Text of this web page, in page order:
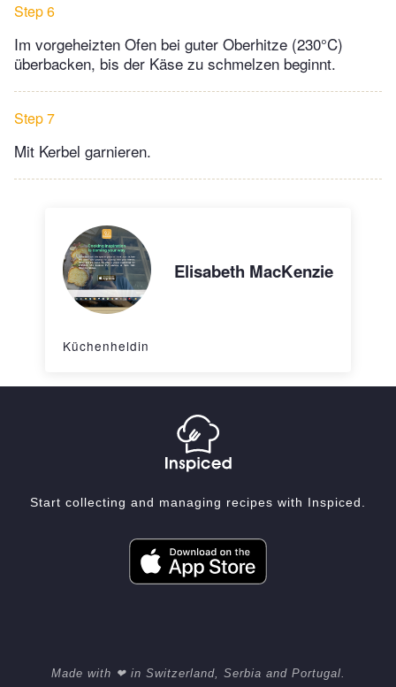
Step 6
Im vorgeheizten Ofen bei guter Oberhitze (230°C)
überbacken, bis der Käse zu schmelzen beginnt.
Step 7
Mit Kerbel garnieren.
Elisabeth MacKenzie
Küchenheldin
Start collecting and managing recipes with Inspiced.
Made with ❤ in Switzerland, Serbia and Portugal.